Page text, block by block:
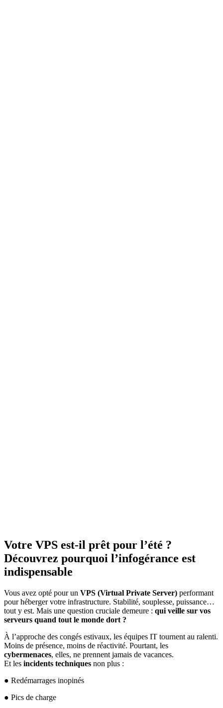
Votre VPS est-il prêt pour l’été ?
Découvrez pourquoi l’infogérance est
indispensable
Vous avez opté pour un VPS (Virtual Private Server) performant
pour héberger votre infrastructure. Stabilité, souplesse, puissance…
tout y est. Mais une question cruciale demeure : qui veille sur vos
serveurs quand tout le monde dort ?
À l’approche des congés estivaux, les équipes IT tournent au ralenti.
Moins de présence, moins de réactivité. Pourtant, les
cybermenaces, elles, ne prennent jamais de vacances.
Et les incidents techniques non plus :
● Redémarrages inopinés
● Pics de charge